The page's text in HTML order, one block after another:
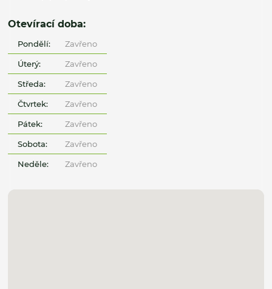
Otevírací doba:
Pondělí: Zavřeno
Úterý: Zavřeno
Středa: Zavřeno
Čtvrtek: Zavřeno
Pátek: Zavřeno
Sobota: Zavřeno
Neděle: Zavřeno